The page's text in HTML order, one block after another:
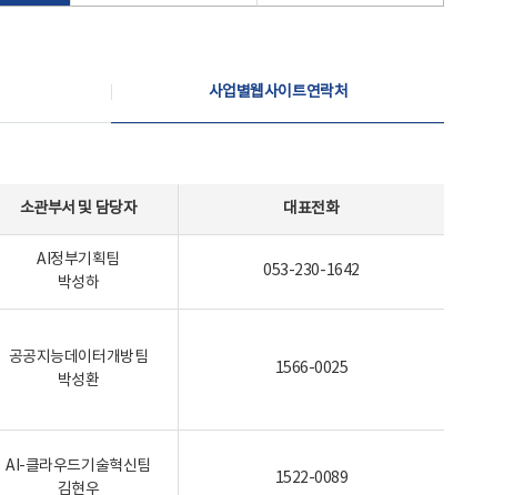
사업별웹사이트연락처
소관부서 및 담당자 대표전화
AI정부기획팀
박성하
053-230-1642
공공지능데이터개방팀
박성환
1566-0025
AI-클라우드기술혁신팀
김현우
1522-0089